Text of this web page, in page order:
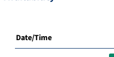
Date/Time